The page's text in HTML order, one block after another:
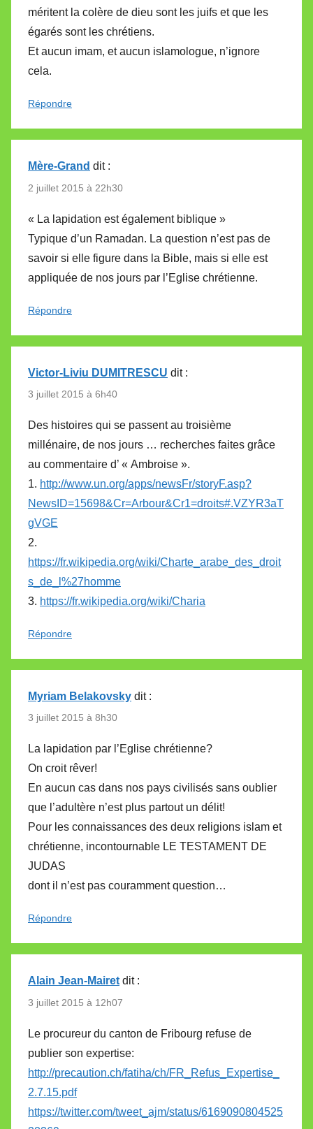
méritent la colère de dieu sont les juifs et que les
égarés sont les chrétiens.
Et aucun imam, et aucun islamologue, n’ignore
cela.
Répondre
Mère-Grand dit :
2 juillet 2015 à 22h30
« La lapidation est également biblique »
Typique d’un Ramadan. La question n’est pas de
savoir si elle figure dans la Bible, mais si elle est
appliquée de nos jours par l’Eglise chrétienne.
Répondre
Victor-Liviu DUMITRESCU dit :
3 juillet 2015 à 6h40
Des histoires qui se passent au troisième
millénaire, de nos jours … recherches faites grâce
au commentaire d’ « Ambroise ».
1. http://www.un.org/apps/newsFr/storyF.asp?
NewsID=15698&Cr=Arbour&Cr1=droits#.VZYR3aT
gVGE
2.
https://fr.wikipedia.org/wiki/Charte_arabe_des_droit
s_de_l%27homme
3. https://fr.wikipedia.org/wiki/Charia
Répondre
Myriam Belakovsky dit :
3 juillet 2015 à 8h30
La lapidation par l’Eglise chrétienne?
On croit rêver!
En aucun cas dans nos pays civilisés sans oublier
que l’adultère n’est plus partout un délit!
Pour les connaissances des deux religions islam et
chrétienne, incontournable LE TESTAMENT DE
JUDAS
dont il n’est pas couramment question…
Répondre
Alain Jean-Mairet dit :
3 juillet 2015 à 12h07
Le procureur du canton de Fribourg refuse de
publier son expertise:
http://precaution.ch/fatiha/ch/FR_Refus_Expertise_
2.7.15.pdf
https://twitter.com/tweet_ajm/status/6169090804525